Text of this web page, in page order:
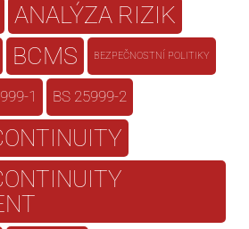
ANALÝZA RIZIK
BCMS BEZPEČNOSTNÍ POLITIKY
1 BS 25999-2